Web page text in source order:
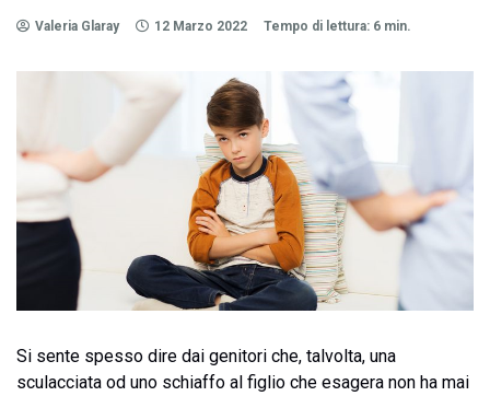
Valeria Glaray 12 Marzo 2022 Tempo di lettura: 6 min.
Si sente spesso dire dai genitori che, talvolta, una
sculacciata od uno schiaffo al figlio che esagera non ha mai